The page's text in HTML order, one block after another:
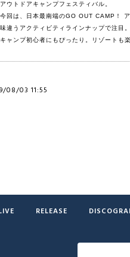
アウトドアキャンプフェスティバル。
今回は、日本最南端のGO OUT CAMP！
味違うアクティビティラインナップで注目
キャンプ初心者にもぴったり。リゾートも
08/03 11:55
RELEASE